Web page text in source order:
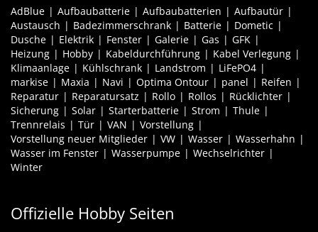
AdBlue Aufbaubatterie Aufbaubatterien
Aufbautür
Austausch
Badezimmerschrank Batterie
Dometic
Dusche
Elektrik Fenster Galerie Gas
GFK
Heizung
Hobby Kabeldurchführung
Kabel Verlegung
Klimaanlage
Kühlschrank Landstrom
LiFePO4
markise
Maxia Navi Optima Ontour panel
Reifen
Reparatur
Reparatursatz Rollo Rollos
Rücklichter
Sicherung
Solar Starterbatterie Strom
Thule
Trennrelais
Tür VAN
Vorstellung
Vorstellung neuer Mitglieder
VW Wasser
Wasserhahn
Wasser im Fenster
Wasserpumpe
Wechselrichter
Winter
Offizielle Hobby Seiten